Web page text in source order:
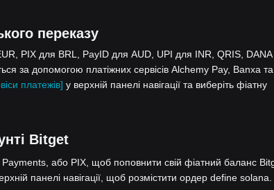
переказу
PIX для BRL, PayID для AUD, UPI для INR, QRIS, DANA
за допомогою платіжних сервісів Alchemy Pay, Banxa та
платежів] у верхній панелі навігації та виберіть фіатну
Bitget
або PIX, щоб поповнити свій фіатний баланс
панелі навігації, щоб розмістити ордер define solana.